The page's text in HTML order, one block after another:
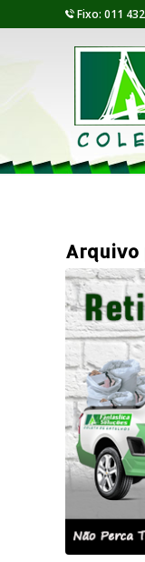
Fixo: 011
Arquivo